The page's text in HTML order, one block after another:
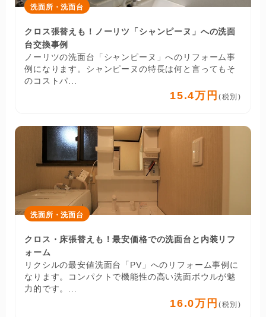
洗面所・洗面台
クロス張替えも！ノーリツ「シャンピーヌ」への洗面
台交換事例
ノーリツの洗面台「シャンピーヌ」へのリフォーム事
例になります。シャンピーヌの特長は何と言ってもそ
のコストパ...
15.4万円 (税別)
洗面所・洗面台
クロス・床張替えも！最安価格での洗面台と内装リフ
ォーム
リクシルの最安値洗面台「PV」へのリフォーム事例に
なります。コンパクトで機能性の高い洗面ボウルが魅
力的です。...
16.0万円 (税別)